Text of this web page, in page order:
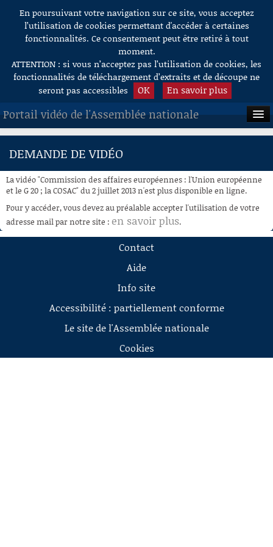
Aller au contenu
En poursuivant votre navigation sur ce site, vous acceptez
l’utilisation de cookies permettant d'accéder à certaines
fonctionnalités. Ce consentement peut être retiré à tout
moment.
ATTENTION : si vous n’acceptez pas l’utilisation de cookies, les
fonctionnalités de téléchargement d’extraits et de découpe ne
seront pas accessibles
OK En savoir plus
Portail vidéo de l'Assemblée nationale
ACCUEIL
À LA DEMANDE
RECHERCHE
AIDE À LA DÉCOUPE
DEMANDE DE VIDÉO
La vidéo "Commission des affaires européennes : l'Union européenne
et le G 20 ; la COSAC" du 2 juillet 2013 n'est plus disponible en ligne.
Pour y accéder, vous devez au préalable accepter l'utilisation de votre
adresse mail par notre site : en savoir plus.
Contact
Aide
Info site
Accessibilité : partiellement conforme
Le site de l'Assemblée nationale
Cookies